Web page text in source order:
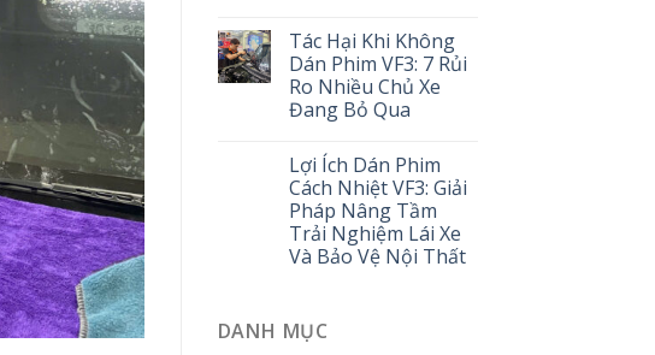
Tác Hại Khi Không
Dán Phim VF3: 7 Rủi
Ro Nhiều Chủ Xe
Đang Bỏ Qua
Lợi Ích Dán Phim
Cách Nhiệt VF3: Giải
Pháp Nâng Tầm
Trải Nghiệm Lái Xe
Và Bảo Vệ Nội Thất
DANH MỤC